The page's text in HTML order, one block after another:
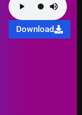
Download